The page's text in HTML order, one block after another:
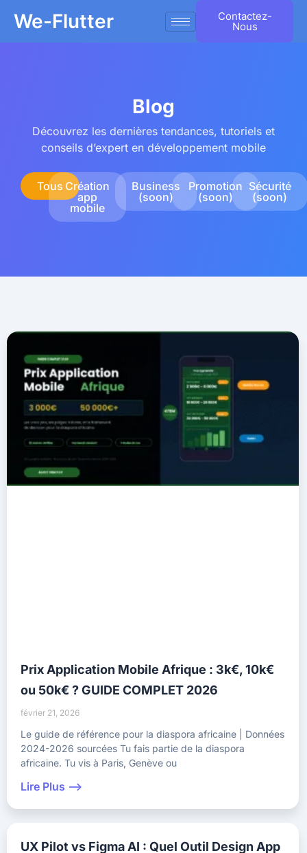
We-Flutter Contactez-
Nous
Blog
Découvrez les dernières tendances, tutoriels et
conseils d’expert en développement mobile
Tous Création
app
mobile
Business
(soon)
Promotion
(soon)
Sécurité
(soon)
Prix Application Mobile Afrique : 3k€, 10k€
ou 50k€ ? GUIDE COMPLET 2026
février 21, 2026
Le guide de référence pour la diaspora africaine | Données
2024-2026 sourcées Tu fais partie de la diaspora
africaine. Tu vis à Paris, Genève ou
Lire Plus -->
UX Pilot vs Figma AI : Quel Outil Design App